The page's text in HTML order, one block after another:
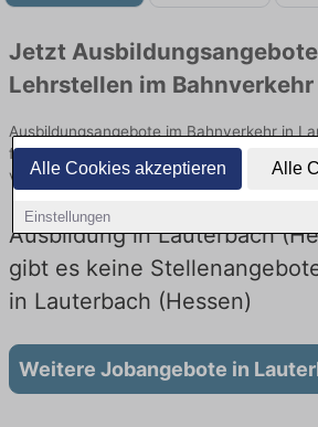
Alle Cookies akzeptieren Alle
Einstellungen
Jetzt
Lehrstellen im
Ausbildungsangebote im Bahnverkehr in
finden Sie von namhaften Firmen.
von Top-Arbeitgebern und bewerben Sie
Ausbildung in Lauterbach
gibt es keine
in Lauterbach (Hessen)
Weitere Jobangebote in